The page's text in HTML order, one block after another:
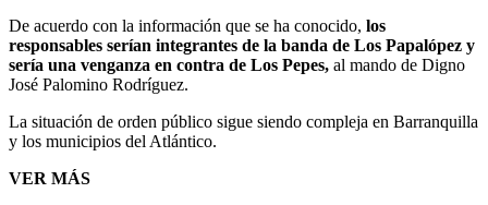
De acuerdo con la información que se ha conocido, los
responsables serían integrantes de la banda de Los Papalópez y
sería una venganza en contra de Los Pepes, al mando de Digno
José Palomino Rodríguez.
La situación de orden público sigue siendo compleja en Barranquilla
y los municipios del Atlántico.
VER MÁS